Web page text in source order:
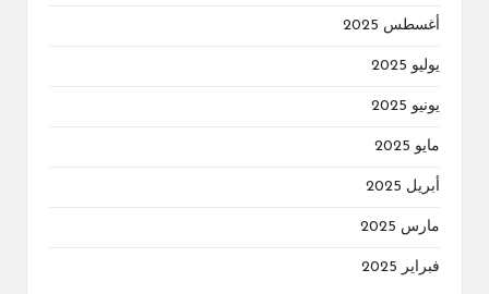
أغسطس 2025
يوليو 2025
يونيو 2025
مايو 2025
أبريل 2025
مارس 2025
فبراير 2025